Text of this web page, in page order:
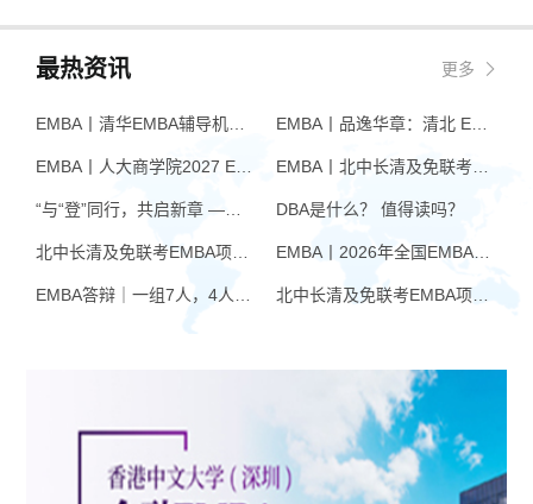
最热资讯 更多
EMBA丨品逸华章：清北 EMBA 辅导的学院派实力全景
EMBA丨北中长清及免联考EMBA项目申请时间汇总（7月篇）
DBA是什么？ 值得读吗？
EMBA丨2026年全国EMBA学费汇总
北中长清及免联考EMBA项目申请时间汇总（6月篇）